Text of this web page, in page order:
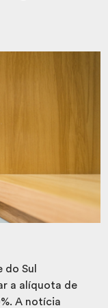
do Sul
a alíquota de
A notícia